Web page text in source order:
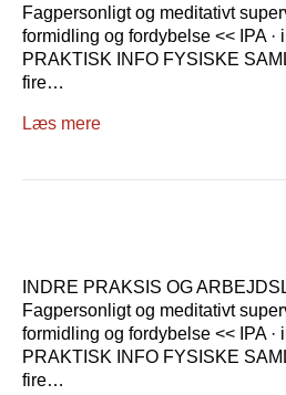
Fagpersonligt og meditativt
formidling og fordybelse << IPA ·
PRAKTISK INFO FYSISKE
fire…
Læs mere
INDRE PRAKSIS OG
Fagpersonligt og meditativt
formidling og fordybelse << IPA ·
PRAKTISK INFO FYSISKE
fire…